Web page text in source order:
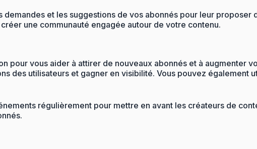
et les suggestions de vos abonnés pour leur proposer
une communauté engagée autour de votre contenu.
pour vous aider à attirer de nouveaux abonnés et à augmenter
des utilisateurs et gagner en visibilité. Vous pouvez également
régulièrement pour mettre en avant les créateurs de